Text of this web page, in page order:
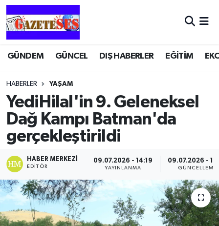
GÜNDEM GÜNCEL DIŞ HABERLER EĞİTİM
HABERLER YAŞAM
YediHilal'in 9. Geleneksel
Dağ Kampı Batman'da
gerçekleştirildi
HABER MERKEZI
EDITÖR
09.07.2026 - 14:19
YAYINLANMA
09.07.2026 -
GÜNCELLEME